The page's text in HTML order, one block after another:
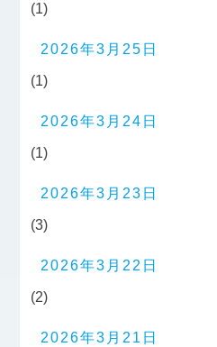
(1)
2026年3月25日
(1)
2026年3月24日
(1)
2026年3月23日
(3)
2026年3月22日
(2)
2026年3月21日